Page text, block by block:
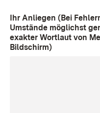
Ihr Anliegen (Bei
Umstände möglichst
exakter Wortlaut von
Bildschirm)